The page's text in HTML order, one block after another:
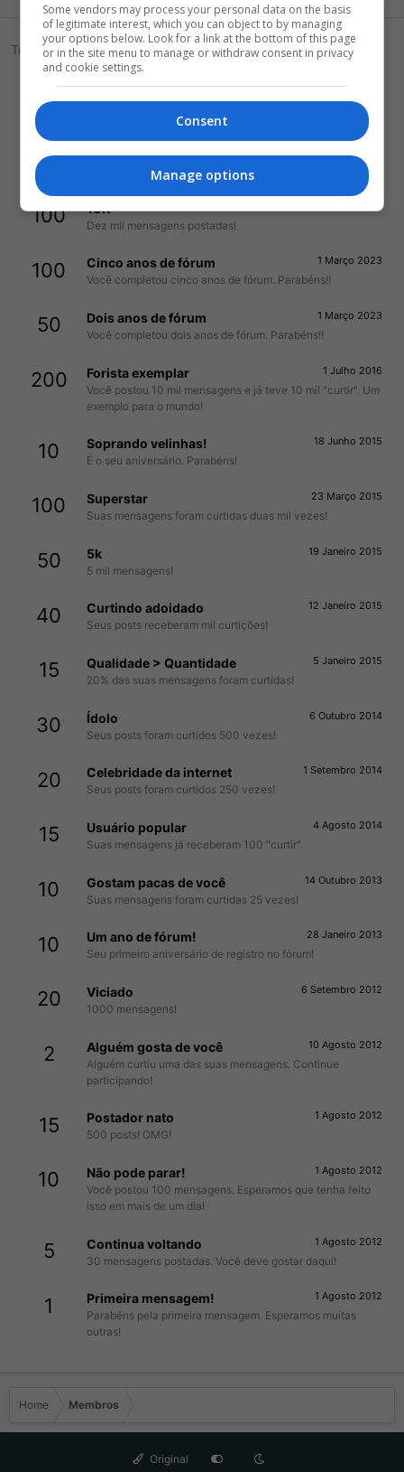
Troféus
200 30 mil posts?!?!
250 1 Março 2023
Uma década de fórum OS. Esperamos vê-lo por aqui por
100 1 Março 2023
10K
Dez mil mensagens postadas!
100 1 Março 2023
Cinco anos de fórum
Você completou cinco anos de fórum. Parabéns!!
50 1 Março 2023
Dois anos de fórum
Você completou dois anos de fórum. Parabéns!!
200 1 Julho 2016
Forista exemplar
Você postou 10 mil mensagens e já teve 10 mil "curtir". Um
exemplo para o mundo!
10 18 Junho 2015
Soprando velinhas!
É o seu aniversário. Parabéns!
100 23 Março 2015
Superstar
Suas mensagens foram curtidas duas mil vezes!
50 19 Janeiro 2015
5k
5 mil mensagens!
40 12 Janeiro 2015
Curtindo adoidado
Seus posts receberam mil curtições!
15 5 Janeiro 2015
Qualidade > Quantidade
20% das suas mensagens foram curtidas!
30 6 Outubro 2014
Ídolo
Seus posts foram curtidos 500 vezes!
20 1 Setembro 2014
Celebridade da internet
Seus posts foram curtidos 250 vezes!
15 4 Agosto 2014
Usuário popular
Suas mensagens já receberam 100 "curtir".
10 14 Outubro 2013
Gostam pacas de você
Suas mensagens foram curtidas 25 vezes!
10 28 Janeiro 2013
Um ano de fórum!
Seu primeiro aniversário de registro no fórum!
20 6 Setembro 2012
Viciado
1000 mensagens!
2 10 Agosto 2012
Alguém gosta de você
Alguém curtiu uma das suas mensagens. Continue
participando!
15 1 Agosto 2012
Postador nato
500 posts! OMG!
10 1 Agosto 2012
Não pode parar!
Você postou 100 mensagens. Esperamos que tenha feito
isso em mais de um dia!
5 1 Agosto 2012
Continua voltando
30 mensagens postadas. Você deve gostar daqui!
1 1 Agosto 2012
Primeira mensagem!
Parabéns pela primeira mensagem. Esperamos muitas
outras!
Home Membros
Original
Some vendors may process your personal data on the basis
of legitimate interest, which you can object to by managing
your options below. Look for a link at the bottom of this page
or in the site menu to manage or withdraw consent in privacy
and cookie settings.
Consent
Manage options